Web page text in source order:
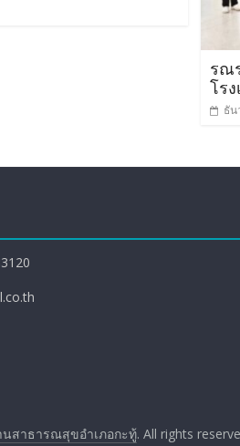
รณ
โร
ธัน
นสาธารณสุขอำเภอกะทู้. All rights